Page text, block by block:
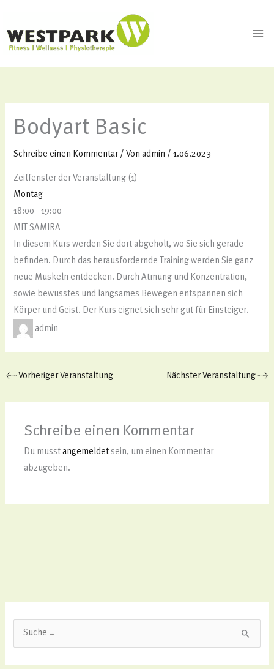
springen
Bodyart Basic
Schreibe einen Kommentar / Vonadmin /1.06.2023
Zeitfenster der Veranstaltung (1)
Montag
18:00 -19:00
MIT SAMIRA
In diesem Kurs werden Sie dort abgeholt, wo Sie sich gerade
befinden. Durch das herausfordernde Training werden Sie ganz
neue Muskeln entdecken. Durch Atmung und Konzentration,
sowie bewusstes und langsames Bewegen entspannen sich
Körper und Geist. Der Kurs eignet sich sehr gut für Einsteiger.
admin
←Vorheriger Veranstaltung Nächster Veranstaltung→
Schreibe einen Kommentar
Du musstangemeldet sein, um einen Kommentar
abzugeben.